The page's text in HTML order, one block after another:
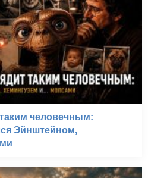
человечным:
Эйнштейном,